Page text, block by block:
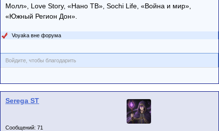
Молл», Love Story, «Нано ТВ», Sochi Life, «Война и мир»,
«Южный Регион Дон».
Voyaka вне форума
Войдите, чтобы благодарить
Serega ST
Сообщений: 71